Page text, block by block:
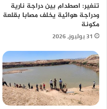
تنغير: اصطدام بين دراجة نارية
ودراجة هوائية يخلف مصابا بقلعة
مكونة
31 يوليوز، 2026